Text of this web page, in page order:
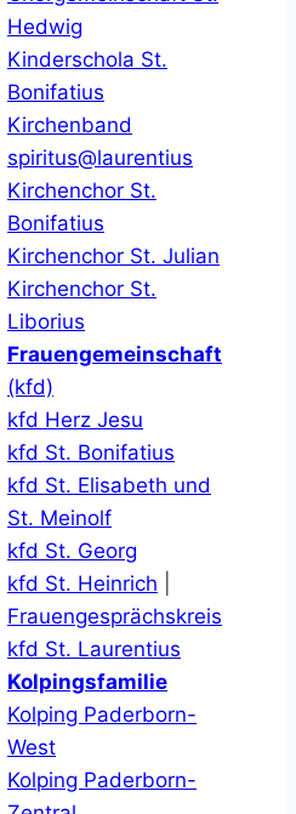
Hedwig
Kinderschola St.
Bonifatius
Kirchenband
spiritus@laurentius
Kirchenchor St.
Bonifatius
Kirchenchor St. Julian
Kirchenchor St.
Liborius
Frauengemeinschaft
(kfd)
kfd Herz Jesu
kfd St. Bonifatius
kfd St. Elisabeth und
St. Meinolf
kfd St. Georg
kfd St. Heinrich
Frauengesprächskreis
kfd St. Laurentius
Kolpingsfamilie
Kolping Paderborn-
West
Kolping Paderborn-